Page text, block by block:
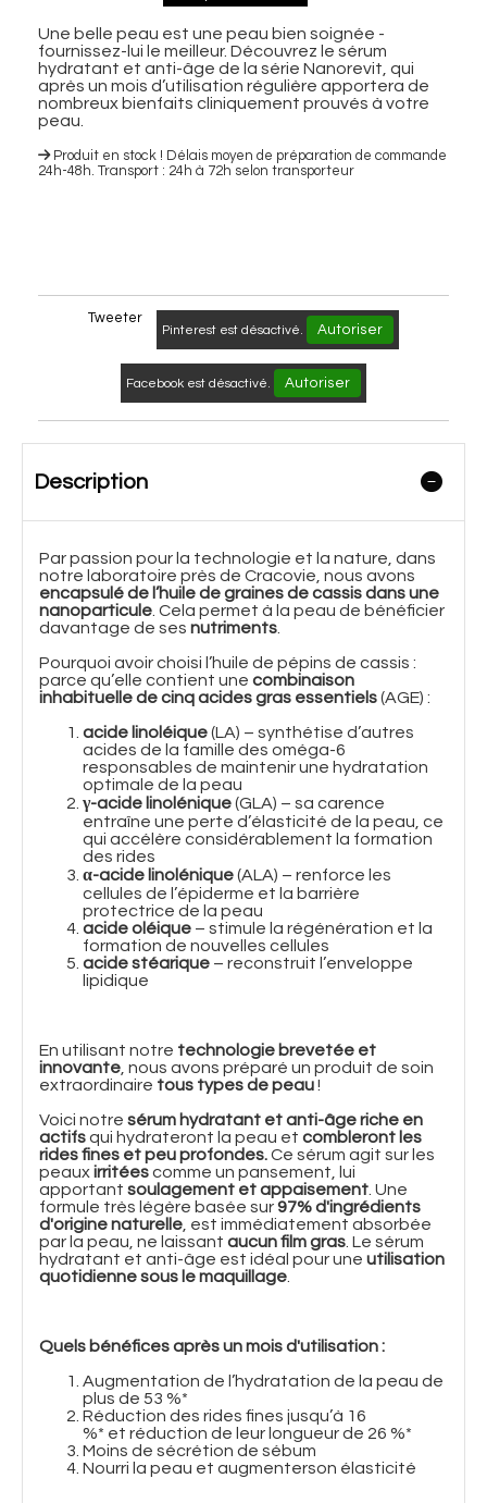
Une belle peau est une peau bien soignée -
fournissez-lui le meilleur. Découvrez le sérum
hydratant et anti-âge de la série Nanorevit, qui
après un mois d’utilisation régulière apportera de
nombreux bienfaits cliniquement prouvés à votre
peau.
Produit en stock ! Délais moyen de préparation de commande
24h-48h. Transport : 24h à 72h selon transporteur
Tweeter
Pinterest est désactivé. Autoriser
Facebook est désactivé. Autoriser
Description
Par passion pour la technologie et la nature, dans
notre laboratoire près de Cracovie, nous avons
encapsulé de l’huile de graines de cassis dans une
nanoparticule . Cela permet à la peau de bénéficier
davantage de ses nutriments
Pourquoi avoir choisi l’huile de pépins de cassis :
parce qu’elle contient une combinaison
inhabituelle de cinq acides gras essentiels(AGE) :
acide linoléique(LA) – synthétise d’autres
acides de la famille des oméga-6
responsables de maintenir une hydratation
optimale de la peau
γ-acide linolénique(GLA) – sa carence
entraîne une perte d’élasticité de la peau, ce
qui accélère considérablement la formation
des rides
α-acide linolénique(ALA) – renforce les
cellules de l’épiderme et la barrière
protectrice de la peau
acide oléique – stimule la régénération et la
formation de nouvelles cellules
acide stéarique – reconstruit l’enveloppe
lipidique
En utilisant notre technologie brevetée et
innovante , nous avons préparé un produit de soin
extraordinaire tous types de peau!
Voici notre sérum hydratant et anti-âge riche en
actifsqui hydrateront la peau et combleront les
rides fines et peu profondes.Ce sérum agit sur les
peauxirritéescomme un pansement, lui
apportant soulagement et appaisement . Une
formule très légère basée sur97% d'ingrédients
d'origine naturelle , est immédiatement absorbée
par la peau, ne laissant aucun film gras . Le sérum
hydratant et anti-âge est idéal pour une utilisation
quotidienne sous le maquillage
Quels bénéfices après un mois d'utilisation :
Augmentation de l’hydratation de la peau de
plus de 53 %*
Réduction des rides fines jusqu’à 16
%* et réduction de leur longueur de 26 %*
Moins de sécrétion de sébum
Nourri la peau et augmenterson élasticité